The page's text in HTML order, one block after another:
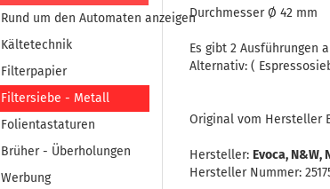
Durchmesser Ø 42 mm
Es gibt 2 Ausführungen
Alternativ: (
Original vom Hersteller
Hersteller: Evoca, N&W,
Hersteller Nummer:
Rund um den Automaten anzeigen
Kältetechnik
Filterpapier
Filtersiebe - Metall
Folientastaturen
Brüher - Überholungen
Werbung